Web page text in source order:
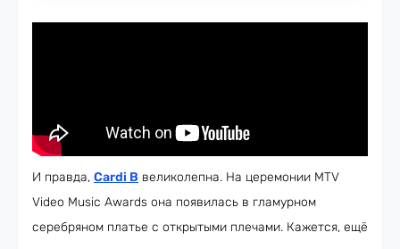
И правда, Cardi B великолепна. На церемонии MTV
Video Music Awards она появилась в гламурном
серебряном платье с открытыми плечами. Кажется, ещё